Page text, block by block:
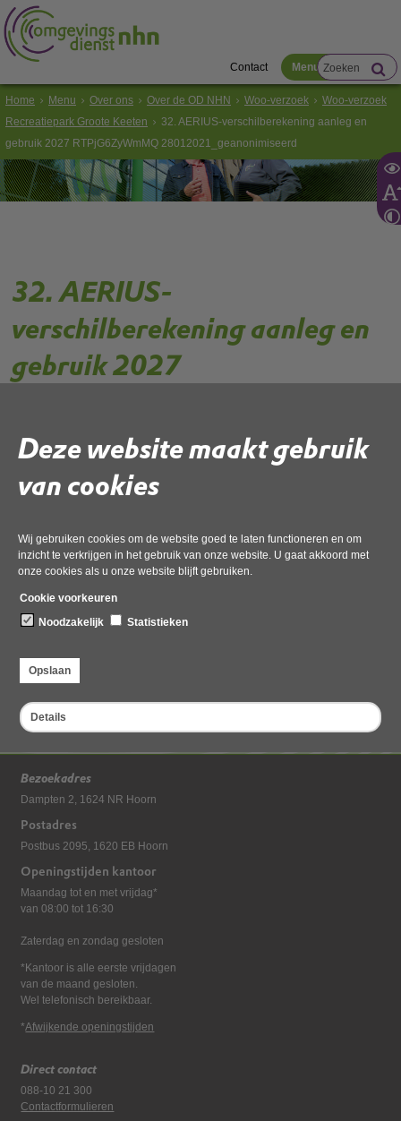
Deze website maakt gebruik
van cookies
Wij gebruiken cookies om de website goed te laten functioneren en om
inzicht te verkrijgen in het gebruik van onze website. U gaat akkoord met
onze cookies als u onze website blijft gebruiken.
Cookie voorkeuren
Noodzakelijk
Statistieken
Opslaan
Details
Contact Menu
Home Menu Over ons Over de OD NHN Woo-verzoek
Woo-verzoek
Recreatiepark Groote Keeten
32. AERIUS-verschilberekening aanleg en
gebruik 2027 RTPjG6ZyWmMQ 28012021_geanonimiseerd
32. AERIUS-
verschilberekening aanleg en
gebruik 2027
28012021_geanonimiseerd
Gebruik de onderstaande link om het document te downloaden.
RTPjG6ZyWmMQ 28012021_geanonimiseerd’,
24 maart 2026,pdf, 6MB
Bezoekadres
Dampten 2, 1624 NR Hoorn
Postadres
Postbus 2095, 1620 EB Hoorn
Openingstijden kantoor
Maandag tot en met vrijdag*
van 08:00 tot 16:30
Zaterdag en zondag gesloten
*Kantoor is alle eerste vrijdagen
van de maand gesloten.
Wel telefonisch bereikbaar.
*Afwijkende openingstijden
Direct contact
088-10 21 300
Contactformulieren